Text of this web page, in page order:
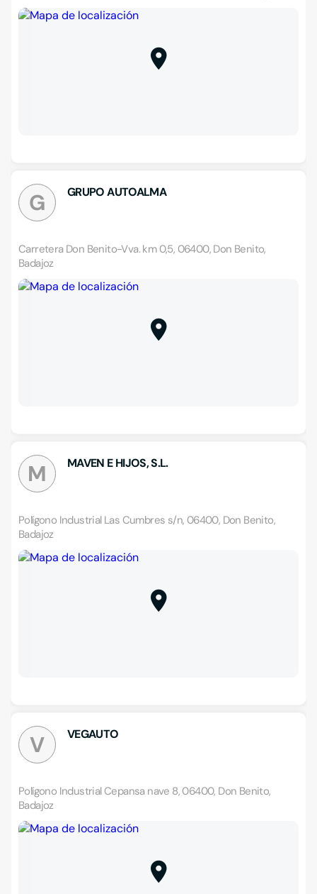
G GRUPO AUTOALMA
Carretera Don Benito-Vva. km 0,5, 06400, Don Benito,
Badajoz
M MAVEN E HIJOS, S.L.
Polígono Industrial Las Cumbres s/n, 06400, Don Benito,
Badajoz
V VEGAUTO
Polígono Industrial Cepansa nave 8, 06400, Don Benito,
Badajoz